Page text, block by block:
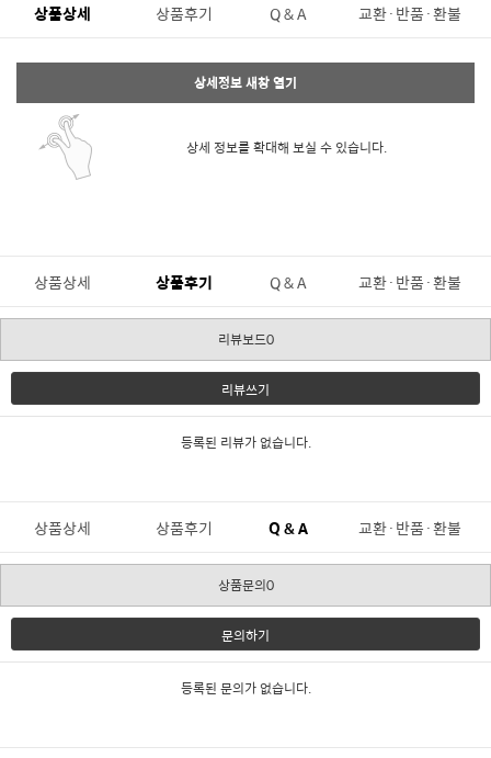
상품상세 상품후기 Q & A 교환·반품·환불
상세정보 새창 열기
상세 정보를 확대해 보실 수 있습니다.
상품상세 상품후기 Q & A 교환·반품·환불
리뷰보드0
리뷰쓰기
등록된 리뷰가 없습니다.
상품상세 상품후기 Q & A 교환·반품·환불
상품문의0
문의하기
등록된 문의가 없습니다.